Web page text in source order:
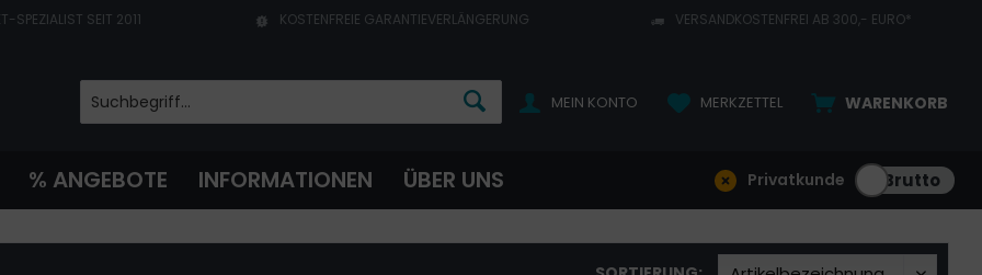
SPEZIALIST SEIT 2011 KOSTENFREIE GARANTIEVERLÄNGERUNG VERSANDKOSTENFREI AB 300,- EURO*
WARENKORB
MERKZETTEL
MEIN KONTO
% ANGEBOTE INFORMATIONEN ÜBER UNS Privatkunde